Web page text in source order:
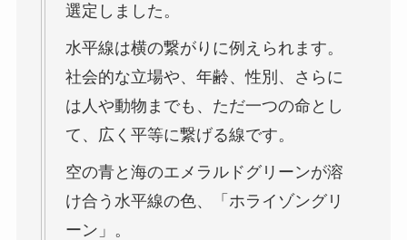
選定しました。
水平線は横の繋がりに例えられます。
社会的な立場や、年齢、性別、さらに
は人や動物までも、ただ一つの命とし
て、広く平等に繋げる線です。
空の青と海のエメラルドグリーンが溶
け合う水平線の色、「ホライゾングリ
ーン」。